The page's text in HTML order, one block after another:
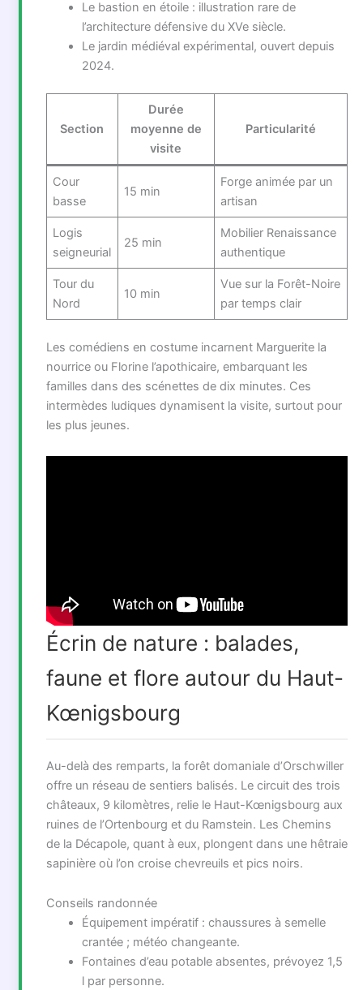
Le bastion en étoile : illustration rare de
l’architecture défensive du XVe siècle.
Le jardin médiéval expérimental, ouvert depuis
2024.
Section
Durée
moyenne de
visite
Particularité
Cour
basse
15 min
Forge animée par un
artisan
Logis
seigneurial
25 min
Mobilier Renaissance
authentique
Tour du
Nord
10 min
Vue sur la Forêt-Noire
par temps clair
Les comédiens en costume incarnent Marguerite la
nourrice ou Florine l’apothicaire, embarquant les
familles dans des scénettes de dix minutes. Ces
intermèdes ludiques dynamisent la visite, surtout pour
les plus jeunes.
Écrin de nature : balades,
faune et flore autour du Haut-
Kœnigsbourg
Au-delà des remparts, la forêt domaniale d’Orschwiller
offre un réseau de sentiers balisés. Le circuit des trois
châteaux, 9 kilomètres, relie le Haut-Kœnigsbourg aux
ruines de l’Ortenbourg et du Ramstein. Les Chemins
de la Décapole, quant à eux, plongent dans une hêtraie
sapinière où l’on croise chevreuils et pics noirs.
Conseils randonnée
Équipement impératif : chaussures à semelle
crantée ; météo changeante.
Fontaines d’eau potable absentes, prévoyez 1,5
l par personne.